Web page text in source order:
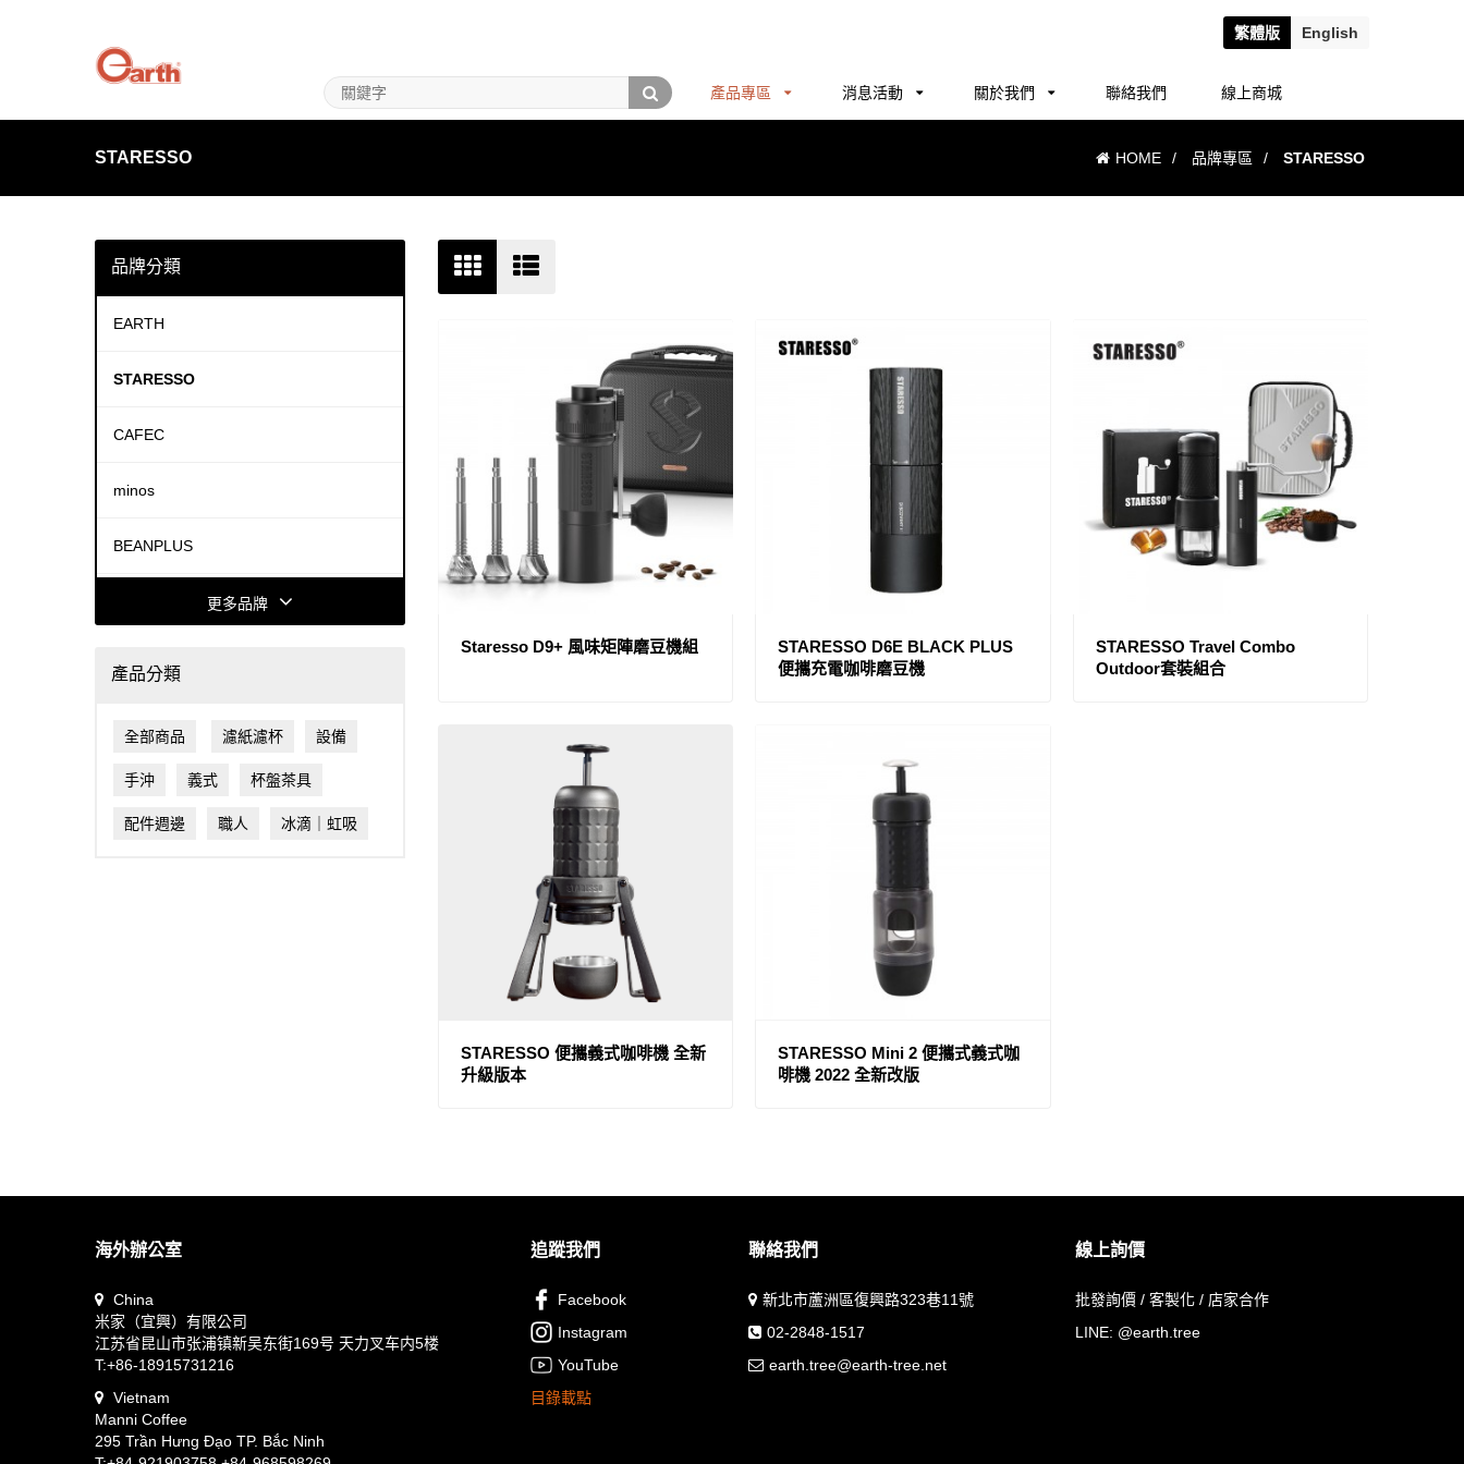
產品專區 消息活動 關於我們 聯絡我們 線上商城
繁體版 English
STARESSO HOME / 品牌專區 / STARESSO
品牌分類
EARTH
STARESSO
CAFEC
minos
BEANPLUS
COFFEE HOUSE
HIROIA
Watchget
Rivers
更多品牌
產品分類
全部商品 濾紙濾杯 設備
手沖 義式 杯盤茶具
配件週邊 職人 冰滴｜虹吸
Staresso D9+ 風味矩陣磨豆機組
STARESSO D6E BLACK PLUS
便攜充電咖啡磨豆機
STARESSO Travel Combo
Outdoor套裝組合
STARESSO 便攜義式咖啡機 全新
升級版本
STARESSO Mini 2 便攜式義式咖
啡機 2022 全新改版
海外辦公室
China
米家（宜興）有限公司
江苏省昆山市张浦镇新吴东街169号 天力叉车内5楼
T:+86-18915731216
Vietnam
Manni Coffee
295 Trần Hưng Đạo TP. Bắc Ninh
追蹤我們
Facebook
Instagram
YouTube
目錄載點
聯絡我們
新北市蘆洲區復興路323巷11號
02-2848-1517
earth.tree@earth-tree.net
線上詢價
批發詢價 / 客製化 / 店家合作
LINE: @earth.tree